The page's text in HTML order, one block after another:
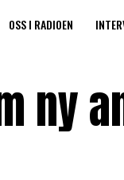
OSS I RADIOEN
ny